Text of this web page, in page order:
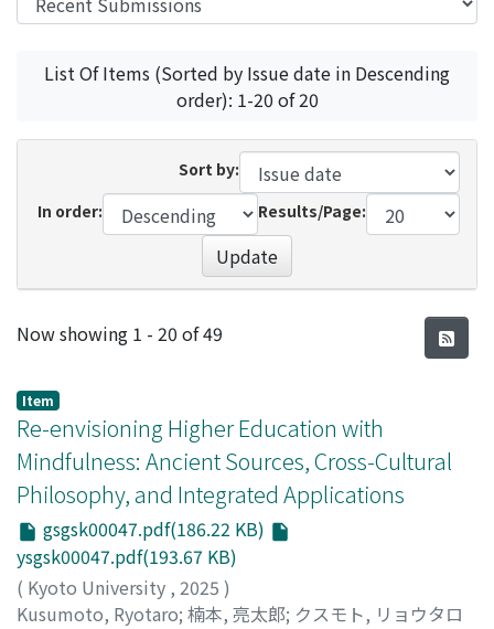
List Of Items (Sorted by Issue date in Descending
order): 1-20 of 20
Sort by:
In order:
Results/Page:
Update
Recent Submissions
Now showing 1 - 20 of 49
Item
Re-envisioning Higher Education with
Mindfulness: Ancient Sources, Cross-Cultural
Philosophy, and Integrated Applications
gsgsk00047.pdf(186.22 KB)
ysgsk00047.pdf(193.67 KB)
( Kyoto University , 2025 )
Kusumoto, Ryotaro; 楠本, 亮太郎; クスモト, リョウタロ